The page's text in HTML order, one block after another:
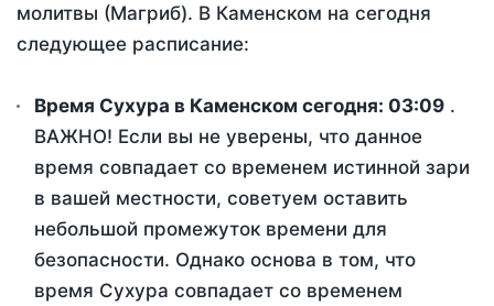
молитвы (Магриб). В Каменском на сегодня
следующее расписание:
Время Сухура в Каменском сегодня: 03:09 .
ВАЖНО! Если вы не уверены, что данное
время совпадает со временем истинной зари
в вашей местности, советуем оставить
небольшой промежуток времени для
безопасности. Однако основа в том, что
время Сухура совпадает со временем